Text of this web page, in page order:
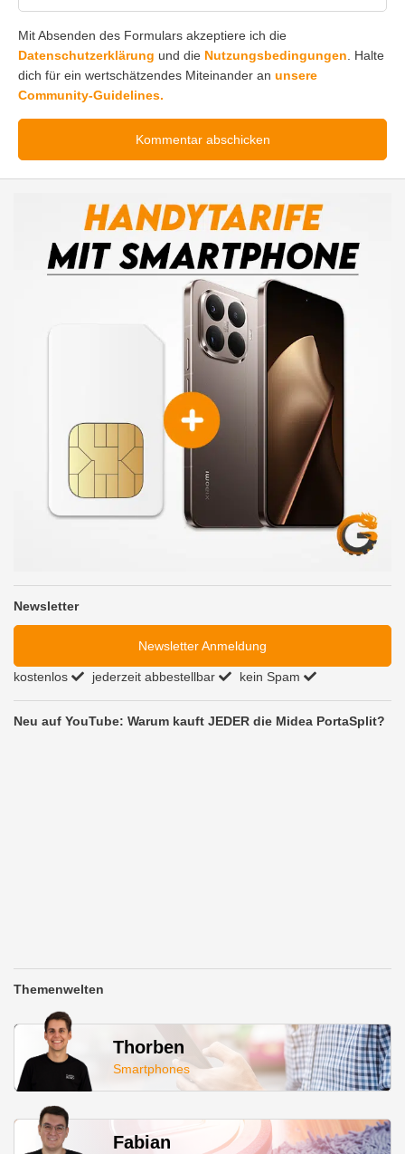
Mit Absenden des Formulars akzeptiere ich die
Datenschutzerklärung und die Nutzungsbedingungen . Halte
dich für ein wertschätzendes Miteinander an unsere
Community-Guidelines.
Newsletter
Newsletter Anmeldung
kostenlos jederzeit abbestellbar kein Spam
Neu auf YouTube: Warum kauft JEDER die Midea PortaSplit?
Themenwelten
Thorben
Smartphones
Fabian